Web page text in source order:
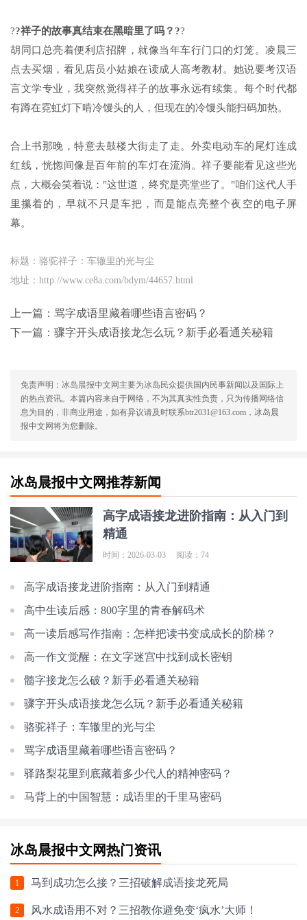
??祥子的故事真结束在黑暗里了吗？??
胡同口总亮着便利店招牌，就像当年车行门口的灯笼。凌晨三
点去买烟，看见店员小姑娘在读成人高考教材。她说要考汉语
言文学专业，我突然觉得祥子的故事永远有续集。每个时代都
有蹲在霓虹灯下啃冷馒头的人，但现在的冷馒头能扫码加热。
合上书那晚，特意去鼓楼大街走了走。外卖电动车的尾灯连成
红线，恍惚间像是百年前的车灯在流淌。祥子要能看见这些光
点，大概会笑着说："这世道，终究是亮堂些了。"咱们这代人手
里攥着的，早就不只是车把，而是能点亮整个夜空的电子屏
幕。
标题：骆驼祥子：车辙里的光与尘
地址：http://www.ce8a.com/bdym/44657.html
上一篇： 骂字成语里藏着哪些语言密码？
下一篇： 骤字开头成语接龙怎么玩？新手必看通关秘籍
免责声明：冰岛晨报中文网主要为冰岛民众提供国内民事新闻以及国际上
的热点资讯。本篇内容来自于网络，不为其真实性负责，只为传播网络信
息为目的，非商业用途，如有异议请及时联系btr2031@163.com，冰岛晨
报中文网将为您删除。
冰岛晨报中文网推荐新闻
高字成语接龙进阶指南：从入门到
精通
时间：2026-03-03 阅读：74
高字成语接龙进阶指南：从入门到精通
高中生读后感：800字里的青春解码术
高一读后感写作指南：怎样把读书变成成长的阶梯？
高一作文觉醒：在文字迷宫中找到成长密钥
髓字接龙怎么破？新手必看通关秘籍
骤字开头成语接龙怎么玩？新手必看通关秘籍
骆驼祥子：车辙里的光与尘
骂字成语里藏着哪些语言密码？
驿路梨花里到底藏着多少代人的精神密码？
马背上的中国智慧：成语里的千里马密码
冰岛晨报中文网热门资讯
1 马到成功怎么接？三招破解成语接龙死局
2 风水成语用不对？三招教你避免变‘疯水’大师！